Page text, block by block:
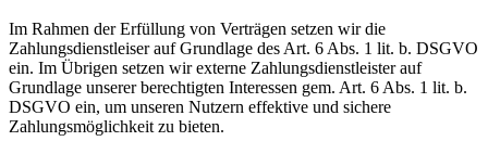
Im Rahmen der Erfüllung von Verträgen setzen wir die
Zahlungsdienstleiser auf Grundlage des Art. 6 Abs. 1 lit. b. DSGVO
ein. Im Übrigen setzen wir externe Zahlungsdienstleister auf
Grundlage unserer berechtigten Interessen gem. Art. 6 Abs. 1 lit. b.
DSGVO ein, um unseren Nutzern effektive und sichere
Zahlungsmöglichkeit zu bieten.